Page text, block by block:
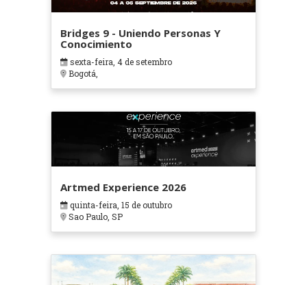
Bridges 9 - Uniendo Personas Y
Conocimiento
sexta-feira, 4 de setembro
Bogotá,
Artmed Experience 2026
quinta-feira, 15 de outubro
Sao Paulo, SP